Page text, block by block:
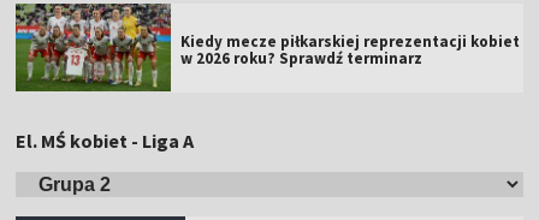
Kiedy mecze piłkarskiej reprezentacji kobiet
w 2026 roku? Sprawdź terminarz
El. MŚ kobiet - Liga A